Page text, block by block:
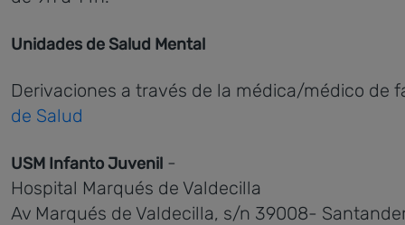
Unidades de Salud Mental
Derivaciones a través de la médica/médico de
de Salud
USM Infanto Juvenil -
Hospital Marqués de Valdecilla
Av Marqués de Valdecilla, s/n 39008-